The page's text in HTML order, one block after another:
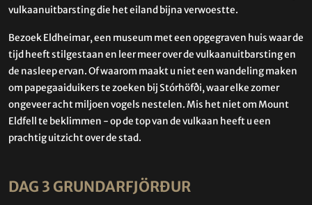
vulkaanuitbarsting die het eiland bijna verwoestte.
Bezoek Eldheimar, een museum met een opgegraven huis waar de
tijd heeft stilgestaan en leer meer over de vulkaanuitbarsting en
de nasleep ervan. Of waarom maakt u niet een wandeling maken
om papegaaiduikers te zoeken bij Stórhöfði, waar elke zomer
ongeveer acht miljoen vogels nestelen. Mis het niet om Mount
Eldfell te beklimmen - op de top van de vulkaan heeft u een
prachtig uitzicht over de stad.
DAG 3 GRUNDARFJÖRÐUR